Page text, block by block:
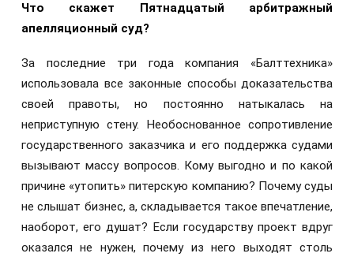
Что скажет Пятнадцатый арбитражный
апелляционный суд?
За последние три года компания «Балттехника»
использовала все законные способы доказательства
своей правоты, но постоянно натыкалась на
неприступную стену. Необоснованное сопротивление
государственного заказчика и его поддержка судами
вызывают массу вопросов. Кому выгодно и по какой
причине «утопить» питерскую компанию? Почему суды
не слышат бизнес, а, складывается такое впечатление,
наоборот, его душат? Если государству проект вдруг
оказался не нужен, почему из него выходят столь